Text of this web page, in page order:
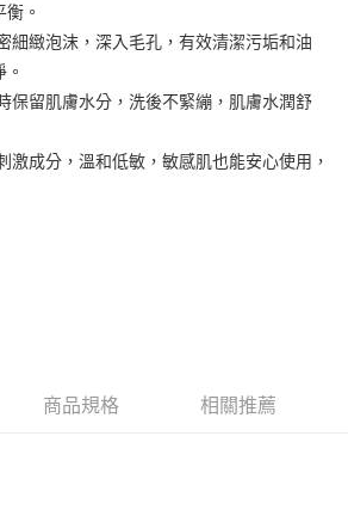
工作天不含預購商品］
含以上)免運費
含以上)免運費
。
細緻泡沫，深入毛孔，有效清潔污垢和油
保留肌膚水分，洗後不緊繃，肌膚水潤舒
激成分，溫和低敏，敏感肌也能安心使用，
商品規格 相關推薦